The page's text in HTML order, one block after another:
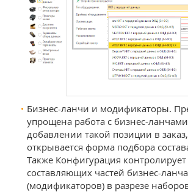
Бизнес-ланчи и модификаторы.
упрощена работа с бизнес-
добавлении такой позиции в
открывается форма подбора
Также Конфигурация
составляющих частей бизнес-ланча
(модификаторов) в разрезе